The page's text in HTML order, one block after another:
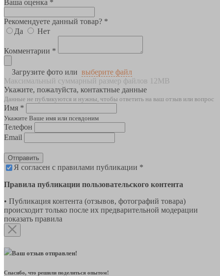
Ваша оценка *
Рекомендуете данный товар? *
Да
Нет
Комментарии *
Загрузите фото или выберите файл
Максимальный суммарный размер файлов 12MB
Укажите, пожалуйста, контактные данные
Данные не публикуются и нужны, чтобы ответить на ваш отзыв или вопрос
Имя *
Укажите Ваше имя или псевдоним
Телефон
Email
Отправить
Я согласен с правилами публикации *
Правила публикации пользовательского контента
• Публикация контента (отзывов, фотографий товара)
происходит только после их предварительной модерации
показать правила
Ваш отзыв отправлен!
Спасибо, что решили поделиться опытом!